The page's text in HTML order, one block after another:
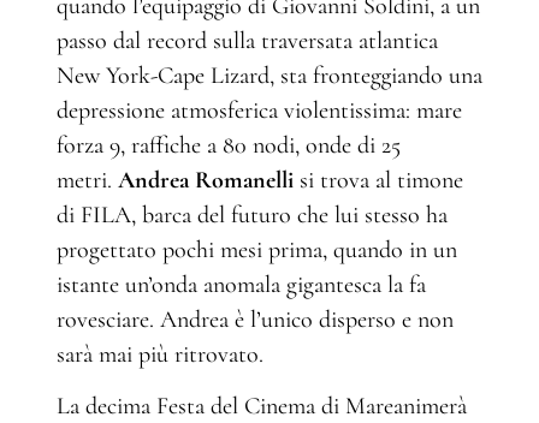
passo dal record sulla traversata atlantica
New York-Cape Lizard, sta fronteggiando una
depressione atmosferica violentissima: mare
forza 9, raffiche a 80 nodi, onde di 25
metri. Andrea Romanelli si trova al timone
di FILA, barca del futuro che lui stesso ha
progettato pochi mesi prima, quando in un
istante un’onda anomala gigantesca la fa
rovesciare. Andrea è l’unico disperso e non
sarà mai più ritrovato.
La decima Festa del Cinema di Mareanimerà